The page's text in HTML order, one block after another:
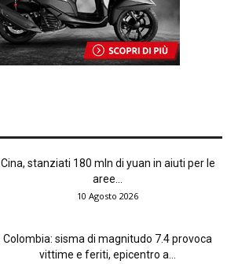
Cina, stanziati 180 mln di yuan in aiuti per le
aree...
10 Agosto 2026
Colombia: sisma di magnitudo 7.4 provoca
vittime e feriti, epicentro a...